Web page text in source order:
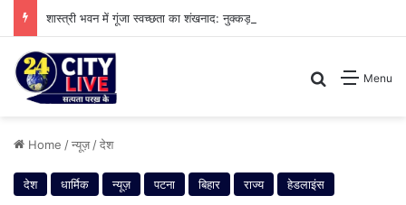
Menu
Search for
Home /न्यूज़ /देश
देश धार्मिक न्यूज़ पटना बिहार राज्य हेडलाइंस